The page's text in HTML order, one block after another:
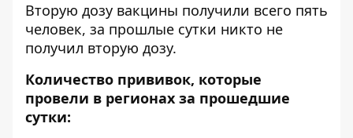
Вторую дозу вакцины получили всего пять
человек, за прошлые сутки никто не
получил вторую дозу.
Количество прививок, которые
провели в регионах за прошедшие
сутки: